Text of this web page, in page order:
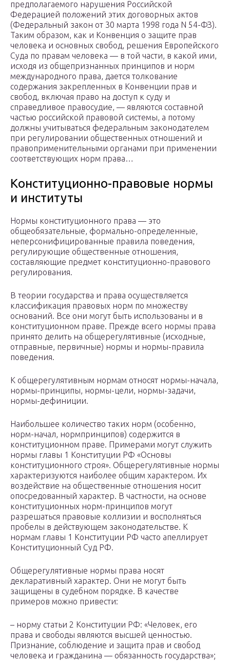
предполагаемого нарушения Российской
Федерацией положений этих договорных актов
(Федеральный закон от 30 марта 1998 года N 54-ФЗ).
Таким образом, как и Конвенция о защите прав
человека и основных свобод, решения Европейского
Суда по правам человека — в той части, в какой ими,
исходя из общепризнанных принципов и норм
международного права, дается толкование
содержания закрепленных в Конвенции прав и
свобод, включая право на доступ к суду и
справедливое правосудие, — являются составной
частью российской правовой системы, а потому
должны учитываться федеральным законодателем
при регулировании общественных отношений и
правоприменительными органами при применении
соответствующих норм права…
Конституционно-правовые нормы
и институты
Нормы конституционного права — это
общеобязательные, формально-определенные,
неперсонифицированные правила поведения,
регулирующие общественные отношения,
составляющие предмет конституционно-правового
регулирования.
В теории государства и права осуществляется
классификация правовых норм по множеству
оснований. Все они могут быть использованы и в
конституционном праве. Прежде всего нормы права
принято делить на общерегулятивные (исходные,
отправные, первичные) нормы и нормы-правила
поведения.
К общерегулятивным нормам относят нормы-начала,
нормы-принципы, нормы-цели, нормы-задачи,
нормы-дефиниции.
Наибольшее количество таких норм (особенно,
норм-начал, нормпринципов) содержится в
конституционном праве. Примерами могут служить
нормы главы 1 Конституции РФ «Основы
конституционного строя». Общерегулятивные нормы
характеризуются наиболее общим характером. Их
воздействие на общественные отношения носит
опосредованный характер. В частности, на основе
конституционных норм-принципов могут
разрешаться правовые коллизии и восполняться
пробелы в действующем законодательстве. К
нормам главы 1 Конституции РФ часто апеллирует
Конституционный Суд РФ.
Общерегулятивные нормы права носят
декларативный характер. Они не могут быть
защищены в судебном порядке. В качестве
примеров можно привести:
– норму статьи 2 Конституции РФ: «Человек, его
права и свободы являются высшей ценностью.
Признание, соблюдение и защита прав и свобод
человека и гражданина — обязанность государства»;